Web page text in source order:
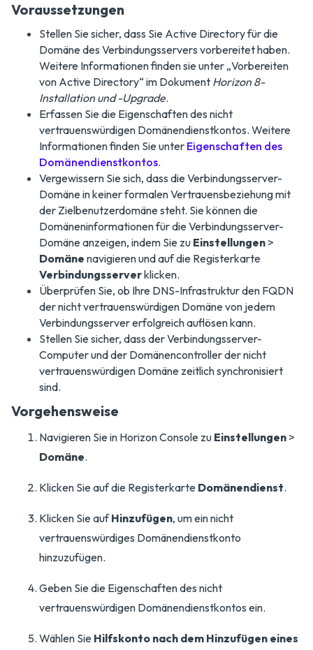
Voraussetzungen
Stellen Sie sicher, dass Sie Active Directory für die
Domäne des Verbindungsservers vorbereitet haben.
Weitere Informationen finden sie unter „Vorbereiten
von Active Directory“ im Dokument Horizon 8-
Installation und -Upgrade.
Erfassen Sie die Eigenschaften des nicht
vertrauenswürdigen Domänendienstkontos. Weitere
Informationen finden Sie unter Eigenschaften des
Domänendienstkontos.
Vergewissern Sie sich, dass die Verbindungsserver-
Domäne in keiner formalen Vertrauensbeziehung mit
der Zielbenutzerdomäne steht. Sie können die
Domäneninformationen für die Verbindungsserver-
Domäne anzeigen, indem Sie zu Einstellungen >
Domäne navigieren und auf die Registerkarte
Verbindungsserverklicken.
Überprüfen Sie, ob Ihre DNS-Infrastruktur den FQDN
der nicht vertrauenswürdigen Domäne von jedem
Verbindungsserver erfolgreich auflösen kann.
Stellen Sie sicher, dass der Verbindungsserver-
Computer und der Domänencontroller der nicht
vertrauenswürdigen Domäne zeitlich synchronisiert
sind.
Vorgehensweise
Navigieren Sie in Horizon Console zu Einstellungen >
Domäne.
Klicken Sie auf die Registerkarte Domänendienst.
Klicken Sie aufHinzufügen, um ein nicht
vertrauenswürdiges Domänendienstkonto
hinzuzufügen.
Geben Sie die Eigenschaften des nicht
vertrauenswürdigen Domänendienstkontos ein.
Wählen Sie Hilfskonto nach dem Hinzufügen eines